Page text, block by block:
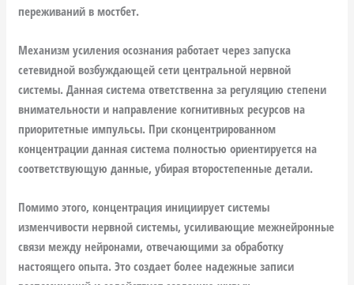
переживаний в мостбет.
Механизм усиления осознания работает через запуска
сетевидной возбуждающей сети центральной нервной
системы. Данная система ответственна за регуляцию степени
внимательности и направление когнитивных ресурсов на
приоритетные импульсы. При сконцентрированном
концентрации данная система полностью ориентируется на
соответствующую данные, убирая второстепенные детали.
Помимо этого, концентрация инициирует системы
изменчивости нервной системы, усиливающие межнейронные
связи между нейронами, отвечающими за обработку
настоящего опыта. Это создает более надежные записи